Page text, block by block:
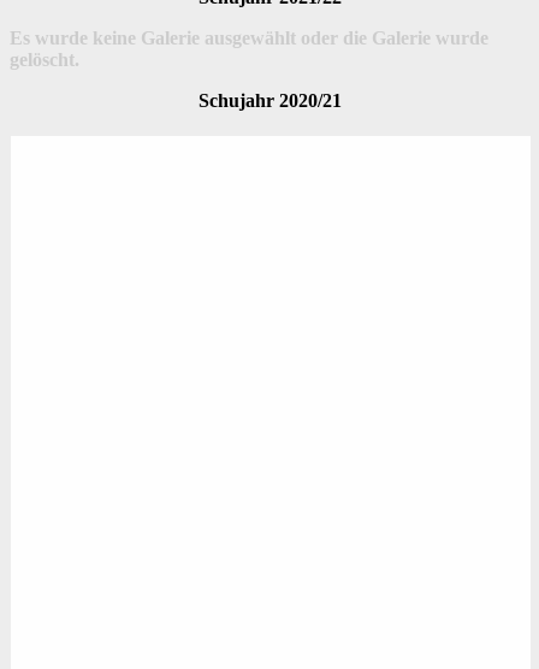
Es wurde keine Galerie ausgewählt oder die Galerie wurde
gelöscht.
Schujahr 2020/21